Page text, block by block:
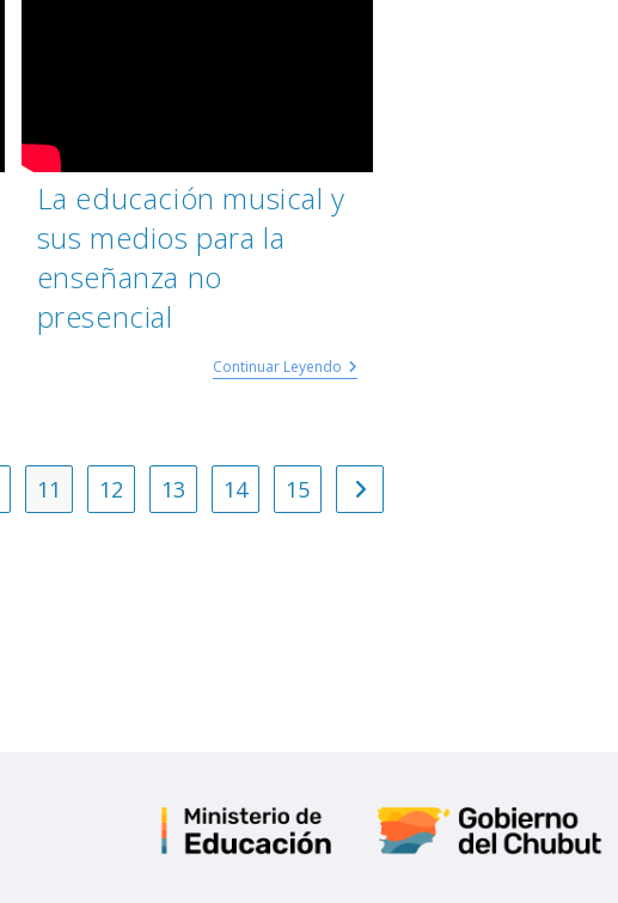
La educación musical y
sus medios para la
enseñanza no
presencial
Continuar Leyendo
11 12 13 14 15